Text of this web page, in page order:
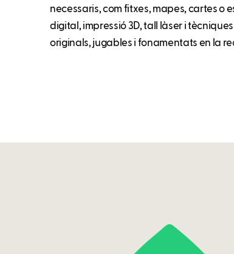
necessaris, com fitxes, mapes, cartes o
digital, impressió 3D, tall làser i
originals, jugables i fonamentats en la